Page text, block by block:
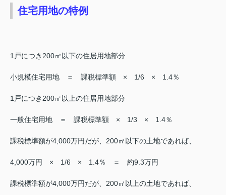
住宅用地の特例
1戸につき200㎡以下の住居用地部分
小規模住宅用地 ＝ 課税標準額 × 1/6 × 1.4％
1戸につき200㎡以上の住居用地部分
一般住宅用地 ＝ 課税標準額 × 1/3 × 1.4％
課税標準額が4,000万円だが、200㎡以下の土地であれば、
4,000万円 × 1/6 × 1.4％ ＝ 約9.3万円
課税標準額が4,000万円だが、200㎡以上の土地であれば、